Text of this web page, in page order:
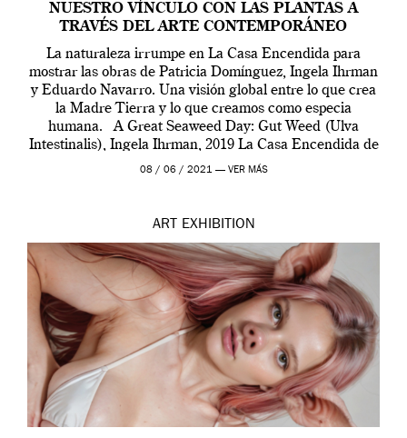
NUESTRO VÍNCULO CON LAS PLANTAS A
TRAVÉS DEL ARTE CONTEMPORÁNEO
La naturaleza irrumpe en La Casa Encendida para
mostrar las obras de Patricia Domínguez, Ingela Ihrman
y Eduardo Navarro. Una visión global entre lo que crea
la Madre Tierra y lo que creamos como especia
humana. A Great Seaweed Day: Gut Weed (Ulva
Intestinalis), Ingela Ihrman, 2019 La Casa Encendida de
Madrid y la Wellcome […]
08 / 06 / 2021 — VER MÁS
ART EXHIBITION